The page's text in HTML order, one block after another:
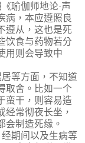
瑜伽师地论·声
病，本应遵照良
遵从，这也是死
饮食与药物若分
用则会导致中
等方面，不知道
取舍。比如一个
蛮干，则容易造
经常彻夜长坐，
会制造死缘。
期间以及生病等